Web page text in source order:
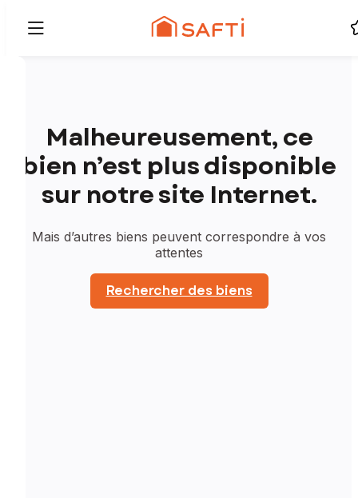
Malheureusement, ce
bien n’est plus disponible
sur notre site Internet.
Mais d’autres biens peuvent correspondre à vos
attentes
Rechercher des biens